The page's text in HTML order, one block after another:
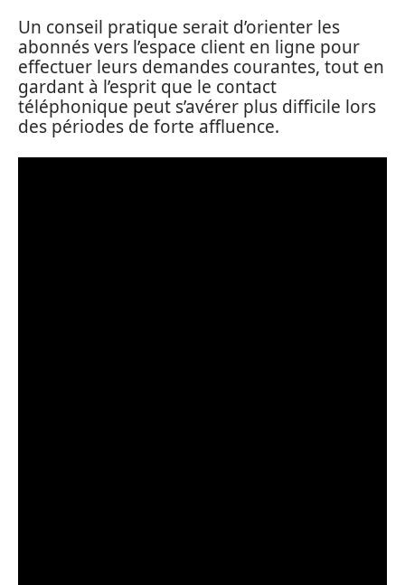
Un conseil pratique serait d’orienter les
abonnés vers l’espace client en ligne pour
effectuer leurs demandes courantes, tout en
gardant à l’esprit que le contact
téléphonique peut s’avérer plus difficile lors
des périodes de forte affluence.